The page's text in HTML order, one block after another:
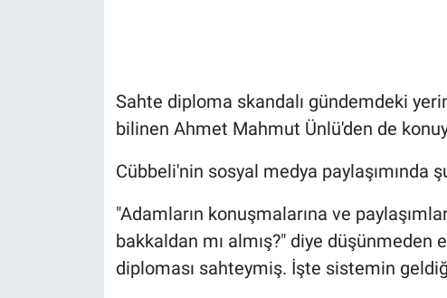
Sahte diploma skandalı gündemdeki
bilinen Ahmet Mahmut Ünlü'den de
Cübbeli'nin sosyal medya paylaşımında
"Adamların konuşmalarına ve
bakkaldan mı almış?" diye
diploması sahteymiş. İşte sistemin
Koronavirüs